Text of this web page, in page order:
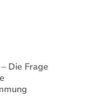
Die Frage